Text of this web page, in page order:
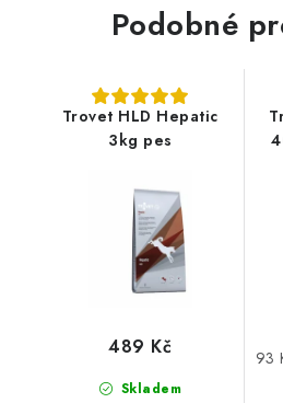
Podobné
Trovet HLD Hepatic
3kg pes
Skladem
489 Kč 93